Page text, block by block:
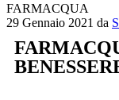
FARMACQUA
29 Gennaio 2021 da